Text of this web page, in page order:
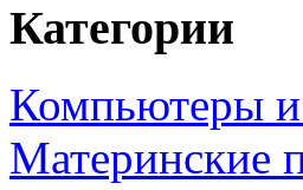
Категории
Компьютеры
Материнские